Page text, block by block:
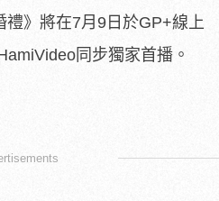
禮》將在7月9日於GP+線上
同步獨家首播 。